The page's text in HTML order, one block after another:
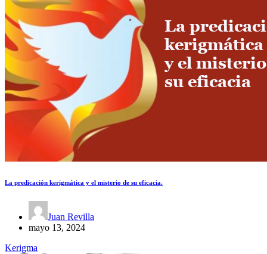
La predicación kerigmática y el misterio de su eficacia.
Juan Revilla
mayo 13, 2024
Kerigma